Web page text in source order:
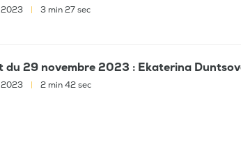
2023 3 min 27 sec
du 29 novembre 2023 : Ekaterina
2023 2 min 42 sec